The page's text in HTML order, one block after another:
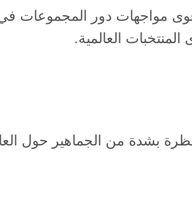
مباراة فرنسا والسنغال 2026 باعتبارها واحدة
العالمية.